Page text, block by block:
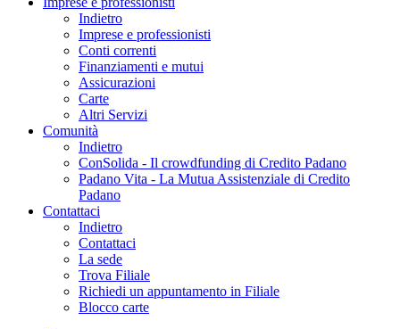
Indietro
Imprese e professionisti
Conti correnti
Finanziamenti e mutui
Assicurazioni
Carte
Altri Servizi
Comunità
Indietro
ConSolida - Il crowdfunding di Credito Padano
Padano Vita - La Mutua Assistenziale di Credito
Padano
Contattaci
Indietro
Contattaci
La sede
Trova Filiale
Richiedi un appuntamento in Filiale
Blocco carte